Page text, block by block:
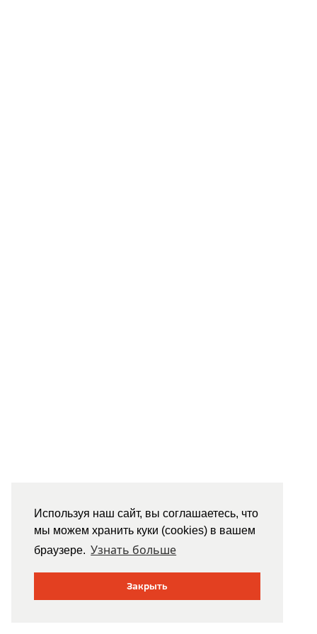
Используя наш сайт, вы соглашаетесь, что
мы можем хранить куки (cookies) в вашем
браузере. Узнать больше
Закрыть